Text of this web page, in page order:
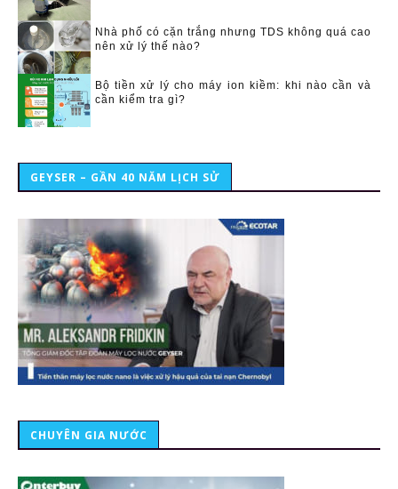
Nhà phố có cặn trắng nhưng TDS không quá cao
nên xử lý thế nào?
Bộ tiền xử lý cho máy ion kiềm: khi nào cần và
cần kiểm tra gì?
GEYSER – GẦN 40 NĂM LỊCH SỬ
CHUYÊN GIA NƯỚC